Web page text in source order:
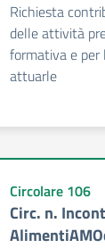
Richiesta
delle attività
formativa e per
attuarle
Circolare 106
Circ. n.